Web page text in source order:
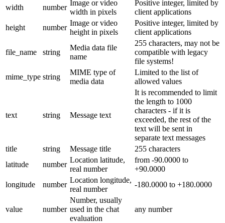
width
number
Image or video
width in pixels
Positive integer, limited by
client applications
height
number
Image or video
height in pixels
Positive integer, limited by
client applications
file_name string
Media data file
name
255 characters, may not be
compatible with legacy
file systems!
mime_type string
MIME type of
media data
Limited to the list of
allowed values
text string Message text
It is recommended to limit
the length to 1000
characters - if it is
exceeded, the rest of the
text will be sent in
separate text messages
title
string Message title
255 characters
latitude
number
Location latitude,
real number
from -90.0000 to
+90.0000
longitude
number
Location longitude,
real number
-180.0000 to +180.0000
value number
Number, usually
used in the chat
evaluation
any number